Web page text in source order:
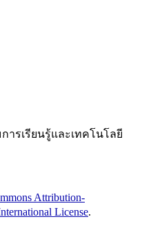
ารเรียนรู้และเทคโนโลยี
Attribution-
License.